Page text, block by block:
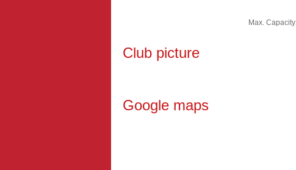
Max.
Club picture
Google maps